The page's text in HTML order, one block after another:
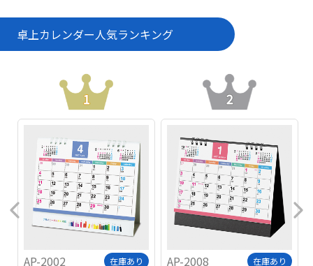
卓上カレンダー人気ランキング
AP-2002 在庫あり AP-2008 在庫あり